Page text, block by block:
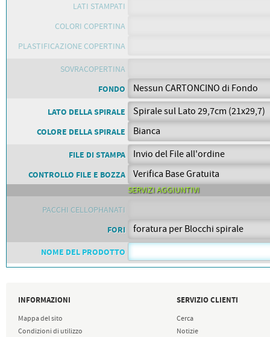
DORSALI TARGHE
PETTORALI NUMERI DA
PETTORALI CON NOME ATLETA
NUMERI DA GARA MTB
LATI STAMPATI
COLORI COPERTINA
PLASTIFICAZIONE COPERTINA
SOVRACOPERTINA
FONDO
LATO DELLA SPIRALE
COLORE DELLA SPIRALE
FILE DI STAMPA
CONTROLLO FILE E BOZZA
SERVIZI AGGIUNTIVI
PACCHI CELLOPHANATI
FORI
NOME DEL PRODOTTO
INFORMAZIONI
Mappa del sito
Condizioni di utilizzo
SERVIZIO CLIENTI
Cerca
Notizie